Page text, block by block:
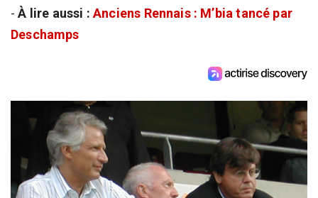
-À lire aussi :Anciens Rennais : M’bia tancé par
Deschamps